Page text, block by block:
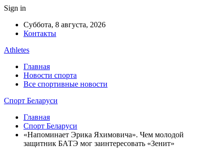
Sign in
Суббота, 8 августа, 2026
Контакты
Athletes
Главная
Новости спорта
Все спортивные новости
Спорт Беларуси
Главная
Спорт Беларуси
«Напоминает Эрика Яхимовича». Чем молодой
защитник БАТЭ мог заинтересовать «Зенит»